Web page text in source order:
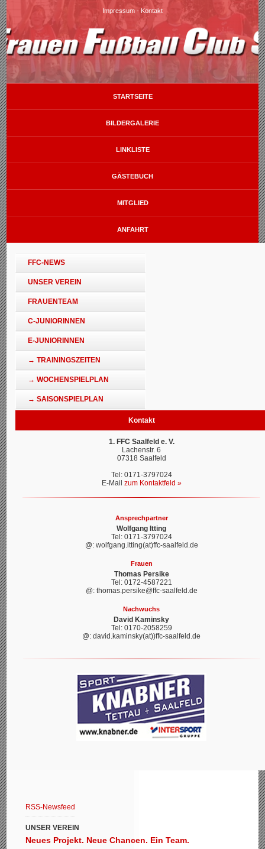
Impressum - Kontakt
STARTSEITE
BILDERGALERIE
LINKLISTE
GÄSTEBUCH
MITGLIED
ANFAHRT
FFC-NEWS
UNSER VEREIN
FRAUENTEAM
C-JUNIORINNEN
E-JUNIORINNEN
→ TRAININGSZEITEN
→ WOCHENSPIELPLAN
→ SAISONSPIELPLAN
Kontakt
1. FFC Saalfeld e. V.
Lachenstr. 6
07318 Saalfeld
Tel: 0171-3797024
E-Mail zum Kontaktfeld »
Ansprechpartner
Wolfgang Itting
Tel: 0171-3797024
@: wolfgang.itting(at)ffc-saalfeld.de
Frauen
Thomas Persike
Tel: 0172-4587221
@: thomas.persike@ffc-saalfeld.de
Nachwuchs
David Kaminsky
Tel: 0170-2058259
@: david.kaminsky(at))ffc-saalfeld.de
RSS-Newsfeed
UNSER VEREIN
Neues Projekt. Neue Chancen. Ein Team.